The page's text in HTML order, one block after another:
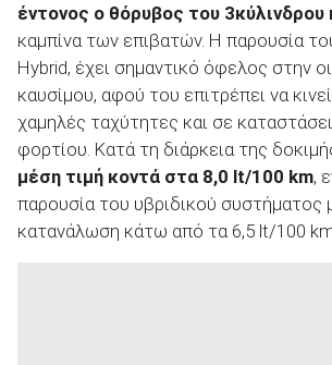
έντονος ο θόρυβος του 3κύλινδρου
καμπίνα των επιβατών. Η παρουσία
Hybrid, έχει σημαντικό όφελος στην
καυσίμου, αφού του επιτρέπει να
χαμηλές ταχύτητες και σε
φορτίου. Κατά τη διάρκεια της
μέση τιμή κοντά στα 8,0 lt/100 km,
παρουσία του υβριδικού συστήματος
κατανάλωση κάτω από τα 6,5 lt/100